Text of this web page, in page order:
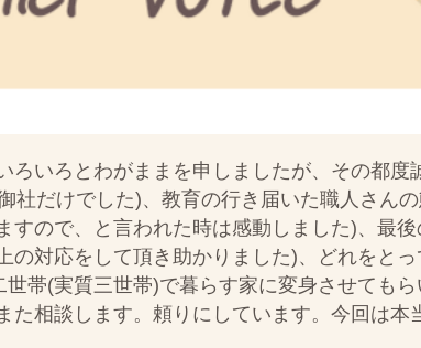
ろいろとわがままを申しましたが、その都
社だけでした)、教育の行き届いた職人さん
すので、と言われた時は感動しました)、最
の対応をして頂き助かりました)、どれをと
帯(実質三世帯)で暮らす家に変身させても
た相談します。頼りにしています。今回は本